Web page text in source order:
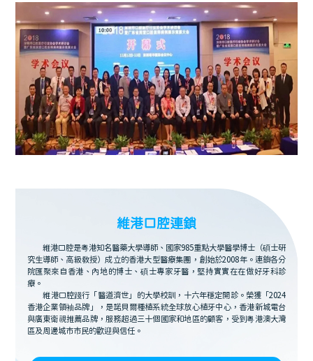
維港口腔連鎖
維港口腔是粵港知名醫藥大學導師、國家985重點大學醫學博士（碩士研
究生導師、高級教授）成立的香港大型醫療集團，創始於2008年。連鎖各分
院匯聚來自香港、內地的博士、碩士專家牙醫，堅持實實在在做好牙科診
療。
維港口腔踐行「醫道濟世」的大學校訓，十六年穩定開診。榮獲「2024
香港企業領袖品牌」，是諾貝爾種植系統全球放心植牙中心，香港新城電台
與廣東衛視推薦品牌，服務超過三十個國家和地區的顧客，受到粵港澳大灣
區及周邊城市市民的歡迎與信任。